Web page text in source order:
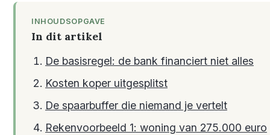
INHOUDSOPGAVE
In dit artikel
De basisregel: de bank financiert niet alles
Kosten koper uitgesplitst
De spaarbuffer die niemand je vertelt
Rekenvoorbeeld 1: woning van 275.000 euro